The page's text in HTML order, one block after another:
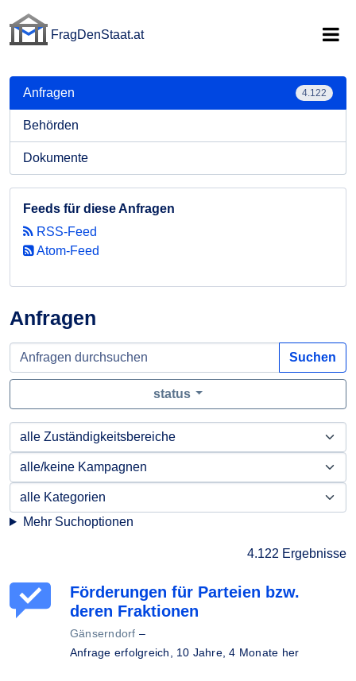
FragDenStaat.at
Anfragen
Suchen
status
Mehr Suchoptionen
4.122 Ergebnisse
Förderungen für Parteien bzw.
deren Fraktionen
Gänserndorf –
Anfrage erfolgreich, 10 Jahre, 4 Monate her
Anfragen 4.122
Behörden
Dokumente
Feeds für diese Anfragen
RSS-Feed
Atom-Feed